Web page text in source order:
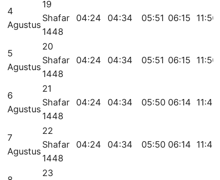
4
Agustus
19
Shafar
1448
04:24 04:34 05:51 06:15 11:50
5
Agustus
20
Shafar
1448
04:24 04:34 05:51 06:15 11:50
6
Agustus
21
Shafar
1448
04:24 04:34 05:50 06:14 11:49
7
Agustus
22
Shafar
1448
04:24 04:34 05:50 06:14 11:49
23